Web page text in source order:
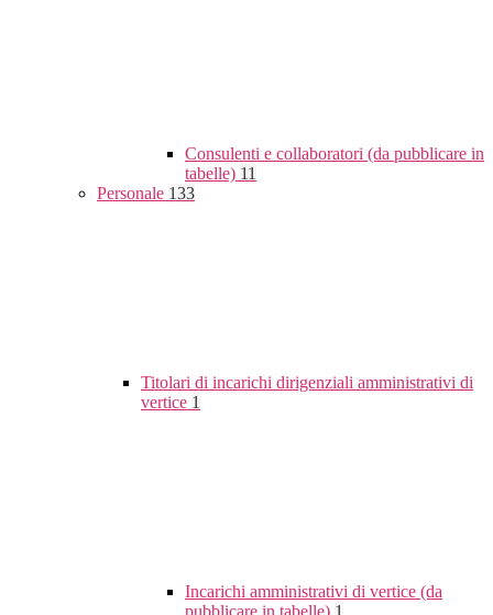
Consulenti e collaboratori (da pubblicare in
tabelle) 11
Personale 133
Titolari di incarichi dirigenziali amministrativi di
vertice 1
Incarichi amministrativi di vertice (da